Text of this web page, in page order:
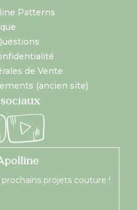
Patterns
de Vente
(ancien site)
projets couture !